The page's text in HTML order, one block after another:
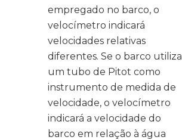
empregado no barco, o
velocímetro indicará
velocidades relativas
diferentes. Se o barco utiliza
um tubo de Pitot como
instrumento de medida de
velocidade, o velocímetro
indicará a velocidade do
barco em relação à água